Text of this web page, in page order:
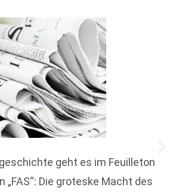
geht es im Feuilleton
„FAS“: Die groteske Macht des